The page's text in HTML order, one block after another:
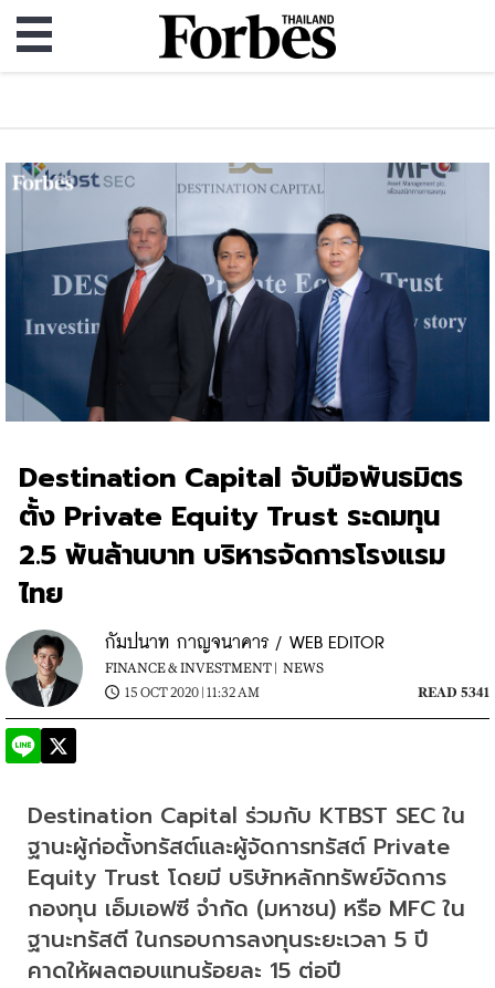
Destination Capital จับมือพันธมิตร
ตั้ง Private Equity Trust ระดมทุน
2.5 พันล้านบาท บริหารจัดการโรงแรม
ไทย
กัมปนาท กาญจนาคาร / WEB EDITOR
FINANCE & INVESTMENT | NEWS
15 OCT 2020 | 11:32 AM
READ 5341
Destination Capital ร่วมกับ KTBST SEC ใน
ฐานะผู้ก่อตั้งทรัสต์และผู้จัดการทรัสต์ Private
Equity Trust โดยมี บริษัทหลักทรัพย์จัดการ
กองทุน เอ็มเอฟซี จำกัด (มหาชน) หรือ MFC ใน
ฐานะทรัสตี ในกรอบการลงทุนระยะเวลา 5 ปี
คาดให้ผลตอบแทนร้อยละ 15 ต่อปี